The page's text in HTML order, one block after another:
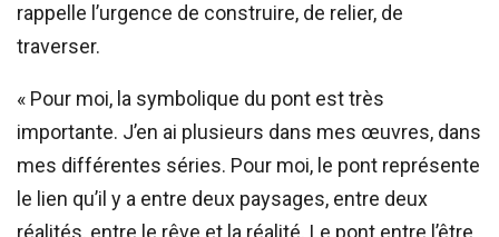
rappelle l’urgence de construire, de relier, de
traverser.
« Pour moi, la symbolique du pont est très
importante. J’en ai plusieurs dans mes œuvres, dans
mes différentes séries. Pour moi, le pont représente
le lien qu’il y a entre deux paysages, entre deux